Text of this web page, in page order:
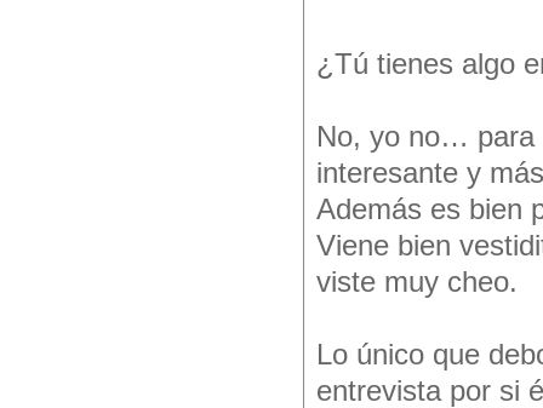
¿Tú tienes algo
No, yo no… para
interesante y
Además es bien
Viene bien
viste muy cheo.
Lo único que
entrevista por si